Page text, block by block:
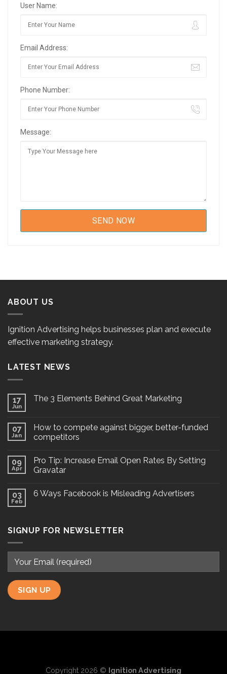
User Name:
Email Address:
Phone Number:
Message:
ABOUT US
Ignition Advertising helps businesses plan and execute
effective marketing strategy.
LATEST NEWS
17
Jun
The 3 Elements Behind Great Marketing
07
Jan
How to compete against bigger, better-funded
competitors
09
Apr
Pro Tip: Increase Email Open Rates By Setting
Gravatar
03
Feb
6 Ways Facebook is Misleading Advertisers
SIGNUP FOR NEWSLETTER
Copyright 2026 © Ignition Advertising